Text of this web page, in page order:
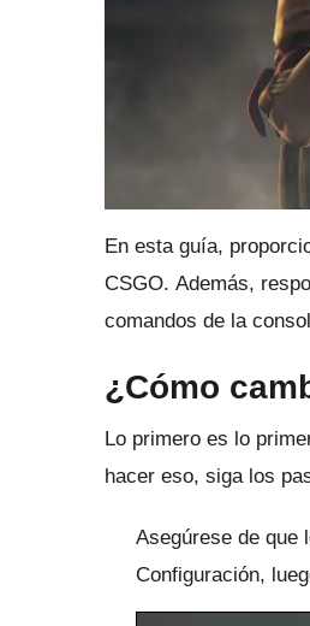
En esta guía,
CSGO. Además,
comandos de la
¿Cómo
Lo primero es lo
hacer eso, siga los
Asegúrese de que
Configuración,